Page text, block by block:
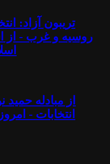
تریبون آزاد:
روسیه و غرب - از
از مبادله
انتخابات -